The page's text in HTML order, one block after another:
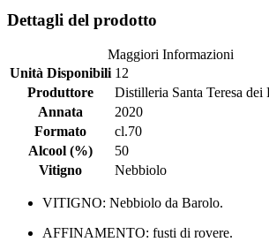
Dettagli del prodotto
Maggiori Informazioni
Unità Disponibili 12
Produttore
Distilleria Santa Teresa
Annata
2020
Formato
cl.70
Alcool (%)
50
Vitigno
Nebbiolo
VITIGNO: Nebbiolo da Barolo.
AFFINAMENTO: fusti di rovere.